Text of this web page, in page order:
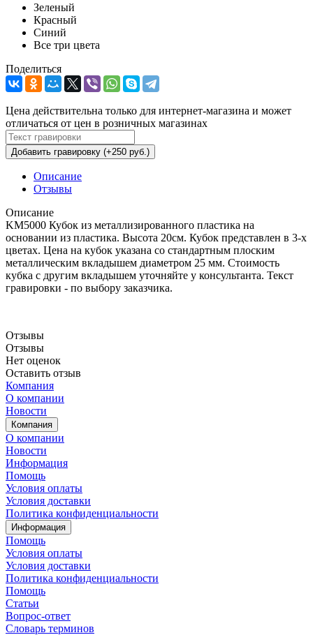
Зеленый
Красный
Синий
Все три цвета
Поделиться
Цена действительна только для интернет-магазина и может
отличаться от цен в розничных магазинах
Добавить гравировку (+250 руб.)
Описание
Отзывы
Описание
KM5000 Кубок из металлизированного пластика на
основании из пластика. Высота 20см. Кубок представлен в 3-х
цветах. Цена на кубок указана со стандартным плоским
металлическим вкладышем диаметром 25 мм. Стоимость
кубка с другим вкладышем уточняйте у консультанта. Текст
гравировки - по выбору заказчика.
Отзывы
Отзывы
Нет оценок
Оставить отзыв
Компания
О компании
Новости
Компания
О компании
Новости
Информация
Помощь
Условия оплаты
Условия доставки
Политика конфиденциальности
Информация
Помощь
Условия оплаты
Условия доставки
Политика конфиденциальности
Помощь
Статьи
Вопрос-ответ
Словарь терминов